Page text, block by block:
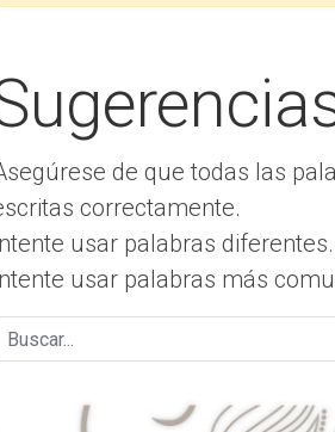
de que todas las
correctamente.
usar palabras diferentes.
usar palabras más